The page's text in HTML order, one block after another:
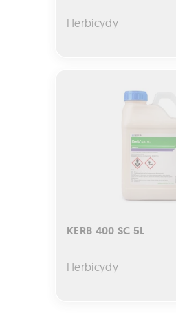
Herbicydy
KERB 400 SC 5L
Herbicydy